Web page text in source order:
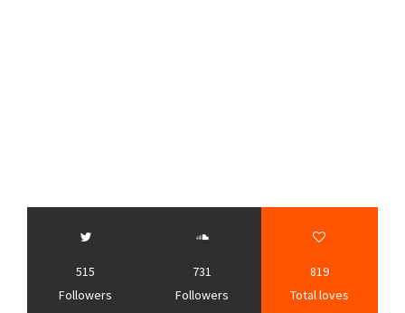
515
Followers
731
Followers
819
Total loves